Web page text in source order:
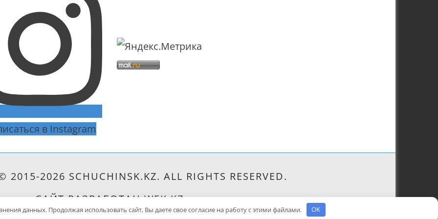
в Instagram
2015-2026 SCHUCHINSK.KZ. ALL RIGHTS RESERVED.
САЙТ РАЗРАБОТАНWEK.KZ
данных. Продолжая использовать сайт, Вы даете свое согласие на работу с этими файлами. OK